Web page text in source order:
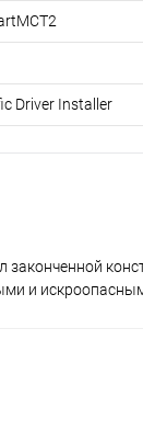
Driver Installer
законченной
и